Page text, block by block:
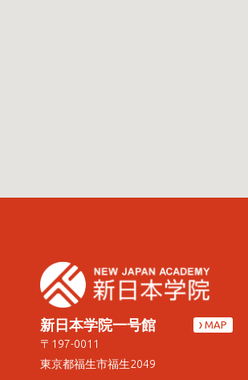
新日本学院一号館 MAP
〒197-0011
東京都福生市福生2049